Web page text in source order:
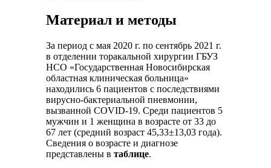
Материал и методы
За период с мая 2020 г. по сентябрь 2021 г.
в отделении торакальной хирургии ГБУЗ
НСО «Государственная Новосибирская
областная клиническая больница»
находились 6 пациентов с последствиями
вирусно-бактериальной пневмонии,
вызванной COVID-19. Среди пациентов 5
мужчин и 1 женщина в возрасте от 33 до
67 лет (средний возраст 45,33±13,03 года).
Сведения о возрасте и диагнозе
представлены втаблице.